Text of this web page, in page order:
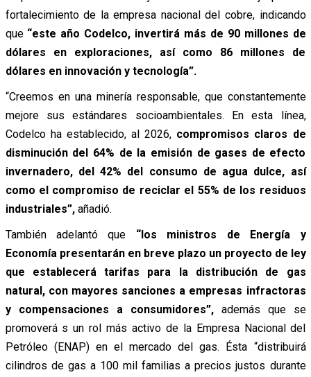
fortalecimiento de la empresa nacional del cobre, indicando
que “este año Codelco, invertirá más de 90 millones de
dólares en exploraciones, así como 86 millones de
dólares en innovación y tecnología”.
“Creemos en una minería responsable, que constantemente
mejore sus estándares socioambientales. En esta línea,
Codelco ha establecido, al 2026, compromisos claros de
disminución del 64% de la emisión de gases de efecto
invernadero, del 42% del consumo de agua dulce, así
como el compromiso de reciclar el 55% de los residuos
industriales”,añadió.
También adelantó que “los ministros de Energía y
Economía presentarán en breve plazo un proyecto de ley
que establecerá tarifas para la distribución de gas
natural, con mayores sanciones a empresas infractoras
y compensaciones a consumidores”, además que se
promoverá s un rol más activo de la Empresa Nacional del
Petróleo (ENAP) en el mercado del gas. Ésta “distribuirá
cilindros de gas a 100 mil familias a precios justos durante